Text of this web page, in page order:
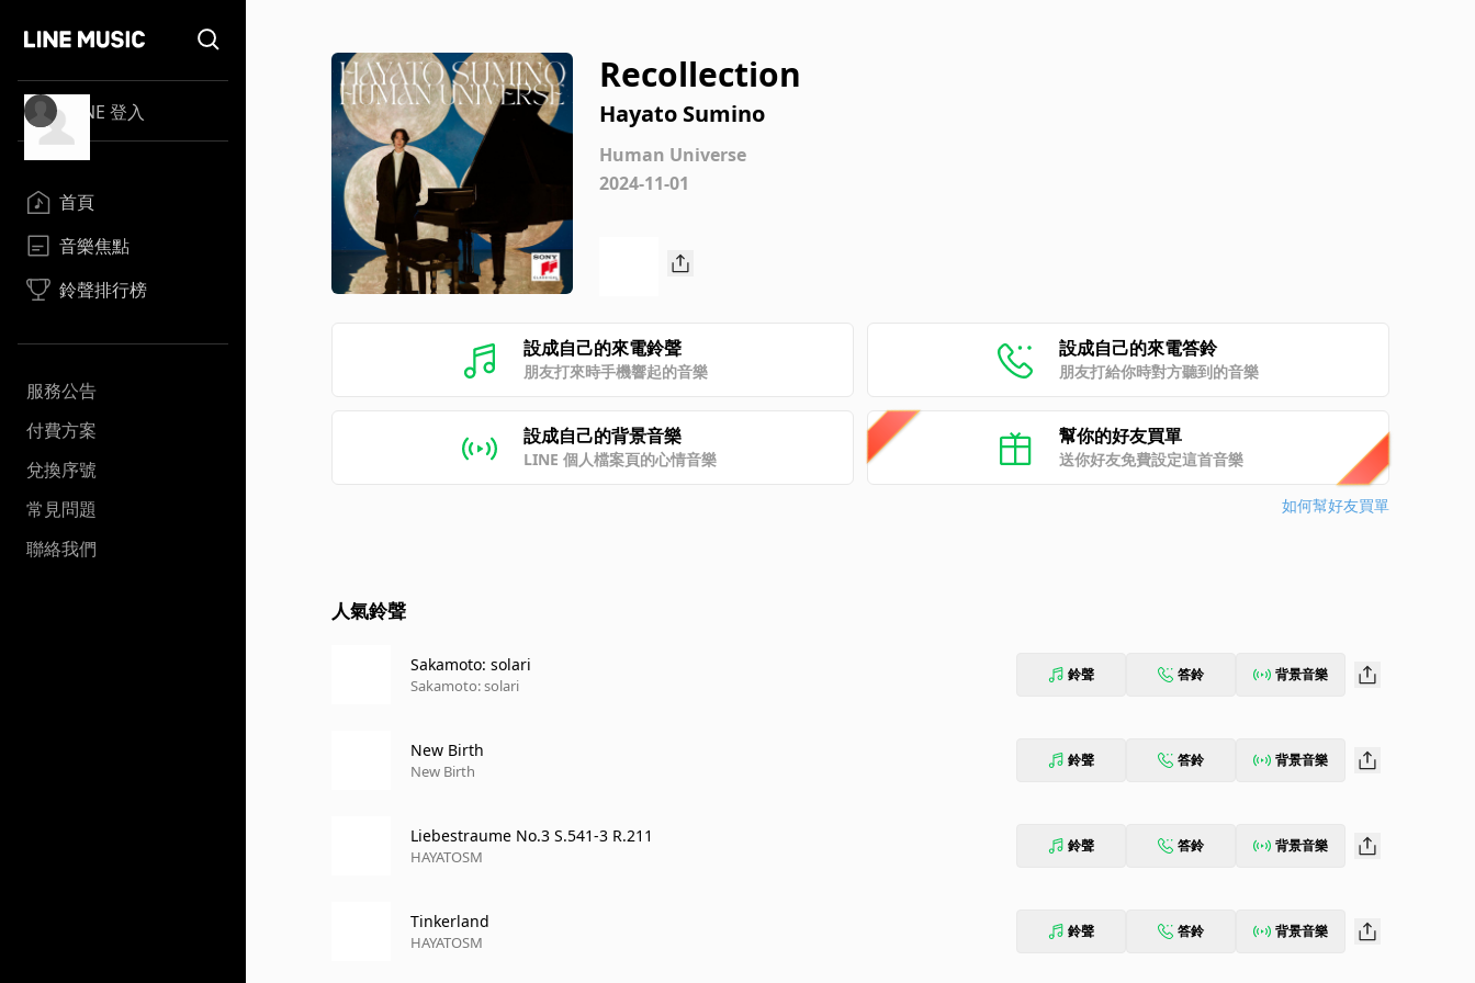
LINE 登入
首頁
音樂焦點
鈴聲排行榜
服務公告
付費方案
兌換序號
常見問題
聯絡我們
Recollection
Hayato Sumino
Human Universe
2024-11-01
設成自己的來電鈴聲
朋友打來時手機響起的音樂
設成自己的來電答鈴
朋友打給你時對方聽到的音樂
設成自己的背景音樂
LINE 個人檔案頁的心情音樂
幫你的好友買單
送你好友免費設定這首音樂
如何幫好友買單
人氣鈴聲
Sakamoto: solari
Sakamoto: solari
鈴聲 答鈴 背景音樂
New Birth
New Birth
鈴聲 答鈴 背景音樂
Liebestraume No.3 S.541-3 R.211
HAYATOSM
鈴聲 答鈴 背景音樂
Tinkerland
HAYATOSM
鈴聲 答鈴 背景音樂